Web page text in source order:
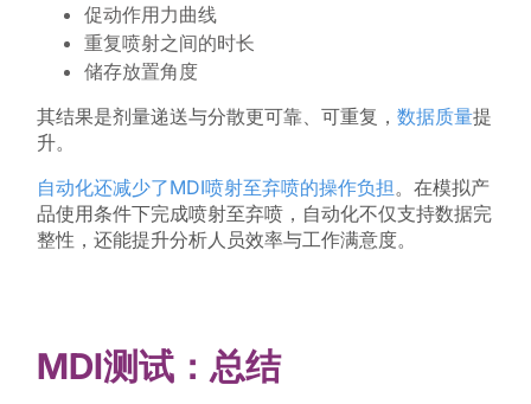
促动作用力曲线
重复喷射之间的时长
储存放置角度
其结果是剂量递送与分散更可靠、可重复， 数据质量提
升。
自动化还减少了MDI喷射至弃喷的操作负担 。在模拟产
品使用条件下完成喷射至弃喷，自动化不仅支持数据完
整性，还能提升分析人员效率与工作满意度。
MDI测试：总结